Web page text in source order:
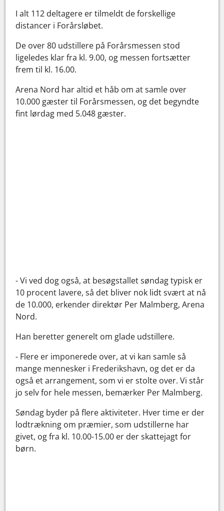
I alt 112 deltagere er tilmeldt de forskellige
distancer i Forårsløbet.
De over 80 udstillere på Forårsmessen stod
ligeledes klar fra kl. 9.00, og messen fortsætter
frem til kl. 16.00.
Arena Nord har altid et håb om at samle over
10.000 gæster til Forårsmessen, og det begyndte
fint lørdag med 5.048 gæster.
- Vi ved dog også, at besøgstallet søndag typisk er
10 procent lavere, så det bliver nok lidt svært at nå
de 10.000, erkender direktør Per Malmberg, Arena
Nord.
Han beretter generelt om glade udstillere.
- Flere er imponerede over, at vi kan samle så
mange mennesker i Frederikshavn, og det er da
også et arrangement, som vi er stolte over. Vi står
jo selv for hele messen, bemærker Per Malmberg.
Søndag byder på flere aktiviteter. Hver time er der
lodtrækning om præmier, som udstillerne har
givet, og fra kl. 10.00-15.00 er der skattejagt for
børn.